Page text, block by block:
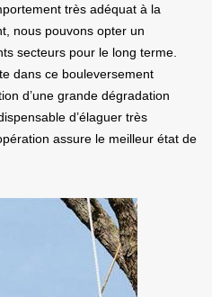
très adéquat à la
nous pouvons opter un
secteurs pour le long terme.
dans ce bouleversement
d’une grande dégradation
d’élaguer très
assure le meilleur état de